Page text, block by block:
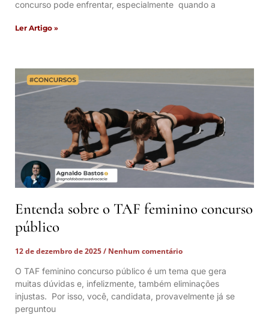
concurso pode enfrentar, especialmente quando a
Ler Artigo »
Entenda sobre o TAF feminino concurso
público
12 de dezembro de 2025
Nenhum comentário
O TAF feminino concurso público é um tema que gera
muitas dúvidas e, infelizmente, também eliminações
injustas. Por isso, você, candidata, provavelmente já se
perguntou